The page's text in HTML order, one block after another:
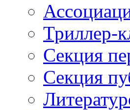
Триллер-
Секция
Секция